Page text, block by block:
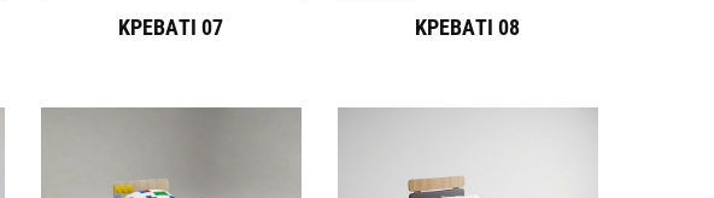
ΚΡΕΒΑΤΙ 07 ΚΡΕΒΑΤΙ 08